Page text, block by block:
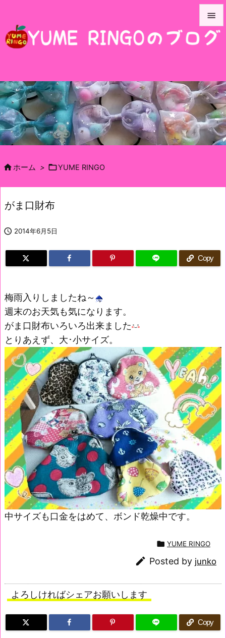



前へ

次へ

ホーム > YUME RINGO
がま口財布
 2014年6月5日
Copy
梅雨入りしましたね～
週末のお天気も気になります。
がま口財布いろいろ出来ました
とりあえず、大･小サイズ。
中サイズも口金をはめて、ボンド乾燥中です。
 YUME RINGO
 Posted by junko
よろしければシェアお願いします
Copy